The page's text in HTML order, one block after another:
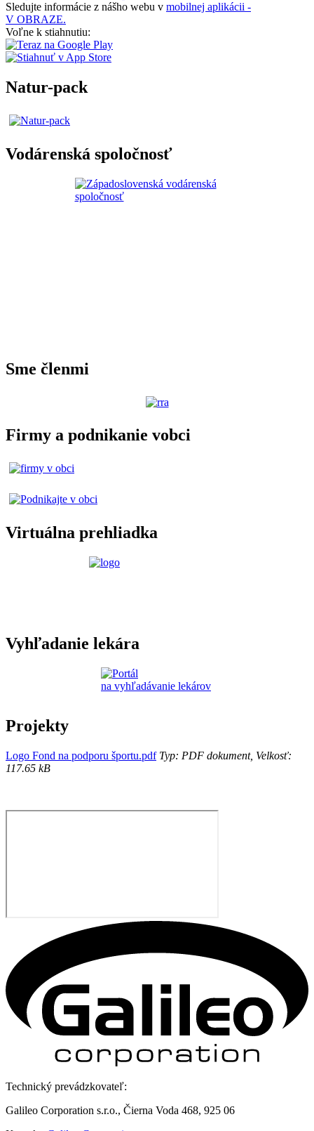
Sledujte informácie z nášho webu v mobilnej aplikácii -
V OBRAZE.
Voľne k stiahnutiu:
Natur-pack
Vodárenská spoločnosť
Sme členmi
Firmy a podnikanie vobci
Virtuálna prehliadka
Vyhľadanie lekára
Projekty
Logo Fond na podporu športu.pdfTyp: PDF dokument, Velkosť:
117.65 kB
Technický prevádzkovateľ:
Galileo Corporation s.r.o., Čierna Voda 468, 925 06